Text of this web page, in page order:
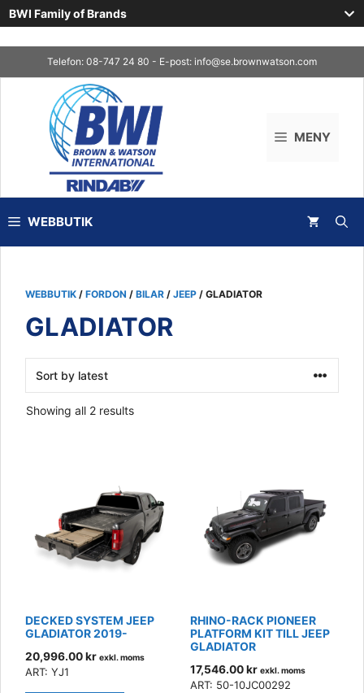
BWI Family of Brands
to
Telefon: 08-747 24 80 - E-post: info@se.brownwatson.com
MENY
WEBBUTIK
WEBBUTIK / FORDON / BILAR / JEEP / GLADIATOR
GLADIATOR
Showing all 2 resultsSorted
DECKED SYSTEM JEEP
GLADIATOR 2019-
20,996.00kr exkl. moms
ART: YJ1
RHINO-RACK PIONEER
PLATFORM KIT TILL JEEP
GLADIATOR
17,546.00kr exkl. moms
ART: 50-10JC00292